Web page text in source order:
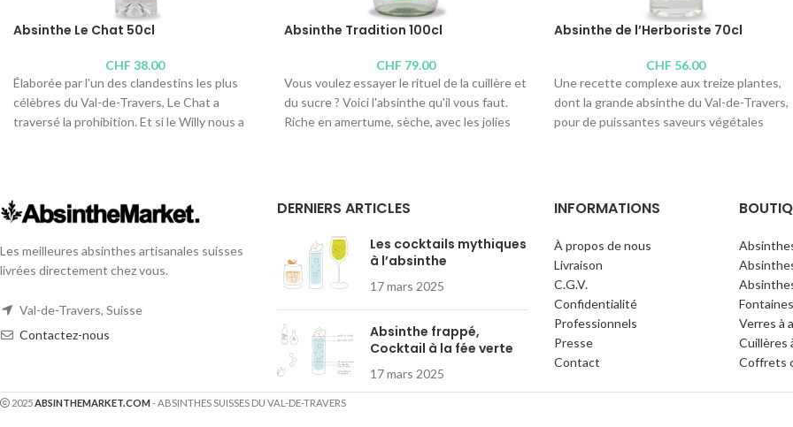
Absinthe Le Chat 50cl
CHF38.00
Élaborée par l'un des clandestins les plus
célèbres du Val-de-Travers, Le Chat a
traversé la prohibition. Et si le Willy nous a
Distillerie :Absinthe Bovet La Valote
Teneur en alcool : 54°
Contenus disponibles :100cl
Absinthe Tradition 100cl
CHF79.00
Vous voulez essayer le rituel de la cuillère et
du sucre ? Voici l'absinthe qu'il vous faut.
Riche en amertume, sèche, avec les jolies
Contenus disponibles : 100cl,
Absinthe de l’Herboriste 70cl
CHF 56.00
Une recette complexe aux treize plantes,
dont la grande absinthe du Val-de-Travers,
pour de puissantes saveurs végétales
Teneur en alcool : 53°
35cl,10cl ,4cl
Les meilleures absinthes artisanales suisses
livrées directement chez vous.
Val-de-Travers, Suisse
Contactez-nous
DERNIERS ARTICLES
Les cocktails mythiques
à l’absinthe
17 mars 2025
Absinthe frappé,
Cocktail à la fée verte
17 mars 2025
INFORMATIONS
À propos de nous
Livraison
C.G.V.
Confidentialité
Professionnels
Presse
Contact
Verres à
Cuillères
Coffrets
2025ABSINTHEMARKET.COM - ABSINTHES SUISSES DU VAL-DE-TRAVERS